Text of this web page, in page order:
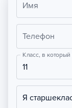
Имя
Телефон
Класс, в
11
Я